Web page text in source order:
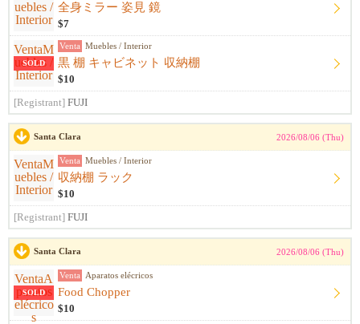
全身ミラー 姿見 鏡
$7
SOLD
Venta Muebles / Interior
黒 棚 キャビネット 収納棚
$10
[Registrant] FUJI
Santa Clara 2026/08/06 (Thu)
Venta Muebles / Interior
収納棚 ラック
$10
[Registrant] FUJI
Santa Clara 2026/08/06 (Thu)
SOLD
Venta Aparatos elécricos
Food Chopper
$10